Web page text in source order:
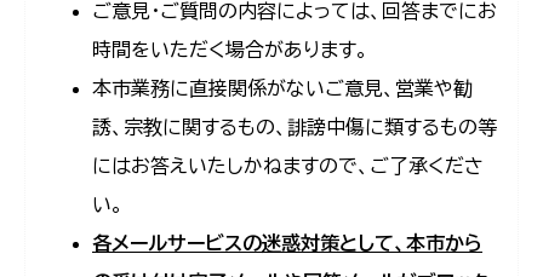
ご意見・ご質問の内容によっては、回答までにお
時間をいただく場合があります。
本市業務に直接関係がないご意見、営業や勧
誘、宗教に関するもの、誹謗中傷に類するもの等
にはお答えいたしかねますので、ご了承くださ
い。
各メールサービスの迷惑対策として、本市から